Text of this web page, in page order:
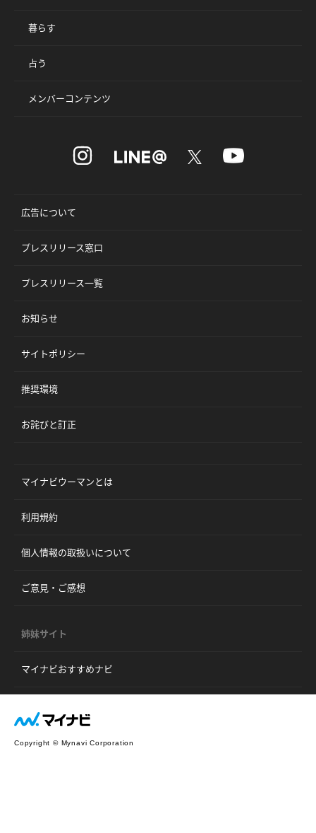
暮らす
占う
メンバーコンテンツ
広告について
プレスリリース窓口
プレスリリース一覧
お知らせ
サイトポリシー
推奨環境
お詫びと訂正
マイナビウーマンとは
利用規約
個人情報の取扱いについて
ご意見・ご感想
姉妹サイト
マイナビおすすめナビ
Copyright © Mynavi Corporation